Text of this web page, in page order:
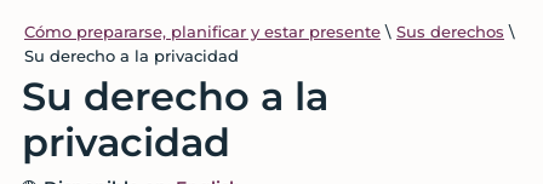
a
que
tomen
decisiones
sobre
los
Cómo prepararse, planificar y estar presente\ Sus derechos \
Su derecho a la privacidad
Su derecho a la
privacidad